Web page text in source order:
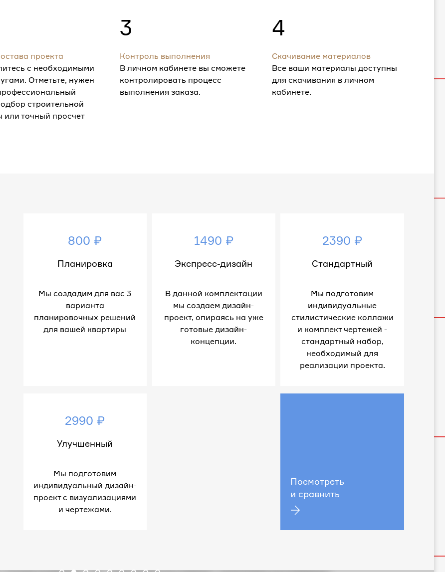
проекта
с необходимыми
Отметьте, нужен
строительной
или точный просчет
3
Контроль выполнения
В личном кабинете вы сможете
контролировать процесс
выполнения заказа.
4
Скачивание материалов
Все ваши материалы доступны
для скачивания в личном
кабинете.
800 ₽
Планировка
Мы создадим для вас 3
варианта
планировочных решений
для вашей квартиры
1490 ₽
Экспресс-дизайн
В данной комплектации
мы создаем дизайн-
проект, опираясь на уже
готовые дизайн-
концепции.
2390 ₽
Стандартный
Мы подготовим
индивидуальные
стилистические коллажи
и комплект чертежей -
стандартный набор,
необходимый для
реализации проекта.
2990 ₽
Улучшенный
Мы подготовим
индивидуальный дизайн-
проект с визуализациями
и чертежами.
Посмотреть
и сравнить